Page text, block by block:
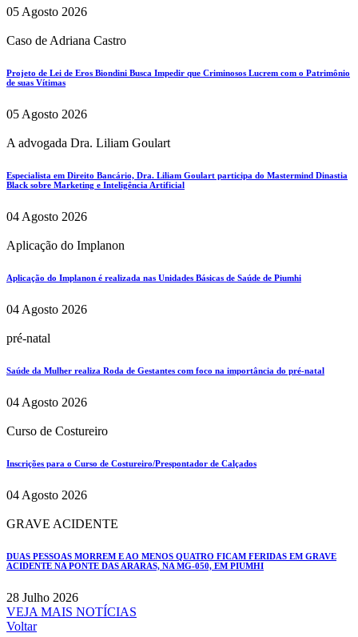
05 Agosto 2026
Caso de Adriana Castro
Projeto de Lei de Eros Biondini Busca Impedir que Criminosos Lucrem com o Patrimônio
de suas Vítimas
05 Agosto 2026
A advogada Dra. Liliam Goulart
Especialista em Direito Bancário, Dra. Liliam Goulart participa do Mastermind Dinastia
Black sobre Marketing e Inteligência Artificial
04 Agosto 2026
Aplicação do Implanon
Aplicação do Implanon é realizada nas Unidades Básicas de Saúde de Piumhi
04 Agosto 2026
pré-natal
Saúde da Mulher realiza Roda de Gestantes com foco na importância do pré-natal
04 Agosto 2026
Curso de Costureiro
Inscrições para o Curso de Costureiro/Prespontador de Calçados
04 Agosto 2026
GRAVE ACIDENTE
DUAS PESSOAS MORREM E AO MENOS QUATRO FICAM FERIDAS EM GRAVE
ACIDENTE NA PONTE DAS ARARAS, NA MG-050, EM PIUMHI
28 Julho 2026
VEJA MAIS NOTÍCIAS
Voltar